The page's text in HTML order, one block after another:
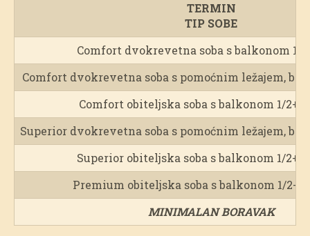
TERMIN
TIP SOBE
Comfort dvokrevetna soba s balkonom 1/2
Comfort dvokrevetna soba s pomoćnim ležajem,
Comfort obiteljska soba s balkonom 1/2+2
Superior dvokrevetna soba s pomoćnim ležajem,
Superior obiteljska soba s balkonom 1/2+2
Premium obiteljska soba s balkonom 1/
MINIMALAN BORAVAK